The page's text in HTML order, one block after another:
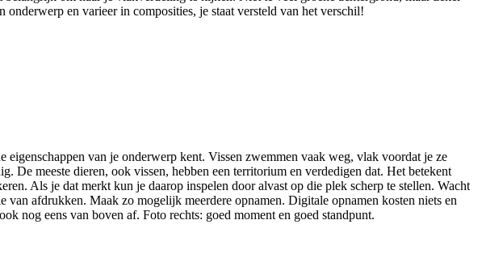
en varieer in composities, je staat versteld van het verschil!
van je onderwerp kent. Vissen zwemmen vaak weg, vlak voordat je ze
De meeste dieren, ook vissen, hebben een territorium en verdedigen dat. Het betekent
Als je dat merkt kun je daarop inspelen door alvast op die plek scherp te stellen. Wacht
afdrukken. Maak zo mogelijk meerdere opnamen. Digitale opnamen kosten niets en
nog eens van boven af. Foto rechts: goed moment en goed standpunt.